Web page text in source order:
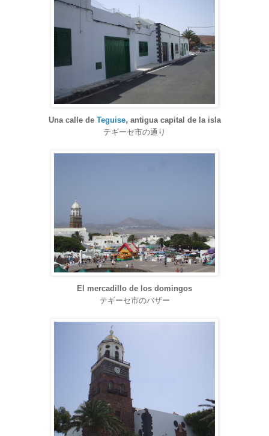
Una calle de Teguise, antigua capital de la isla
テギーセ市の通り
El mercadillo de los domingos
テギーセ市のバザー